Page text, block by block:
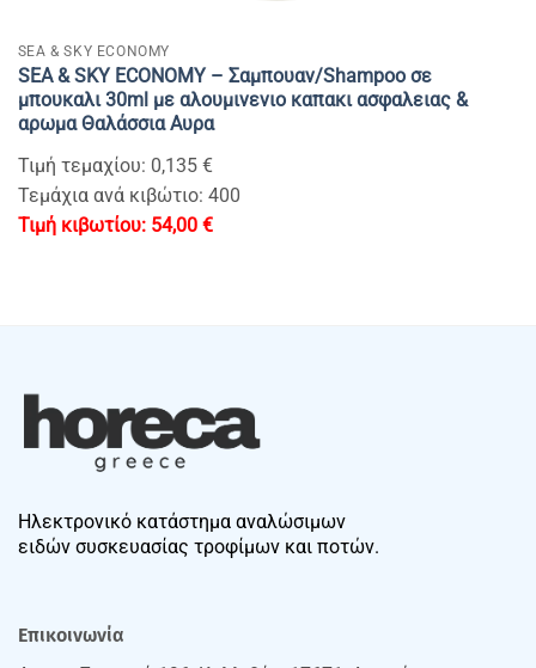
SEA & SKY ECONOMY
SEA & SKY ECONOMY – Σαμπουαν/Shampoo σε
μπουκαλι 30ml με αλουμινενιο καπακι ασφαλειας &
αρωμα Θαλάσσια Αυρα
Τιμή τεμαχίου: 0,135 €
Τεμάχια ανά κιβώτιο: 400
54,00 €
Ηλεκτρονικό κατάστημα αναλώσιμων
ειδών συσκευασίας τροφίμων και ποτών.
Επικοινωνία